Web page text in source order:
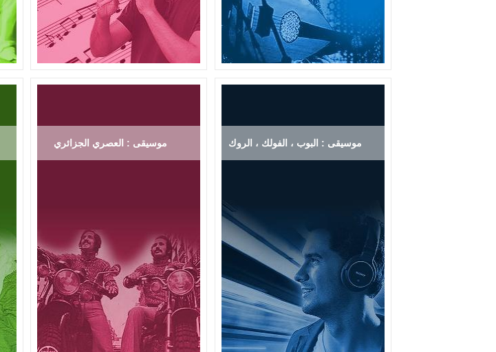
موسيقى : العصري الجزائري موسيقى : البوب ، الفولك ، الروك